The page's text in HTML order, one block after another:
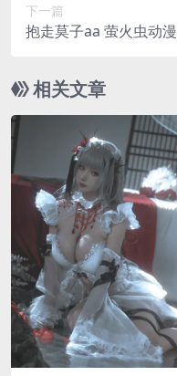
下一篇
抱走莫子aa 萤火虫动
相关文章